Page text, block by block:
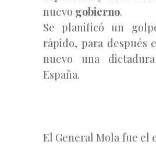
nuevo gobierno.
Se planificó un
rápido, para después
nuevo una dictadura
España.
El General Mola fue el